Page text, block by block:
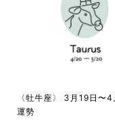
〈牡牛座〉 3月19日〜
運勢